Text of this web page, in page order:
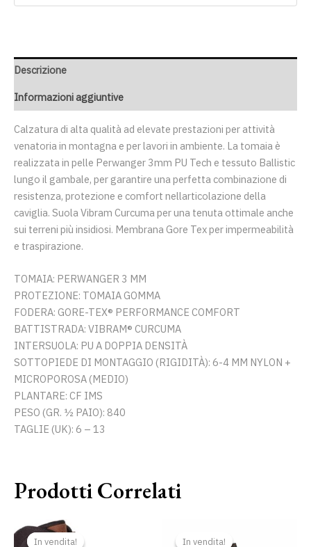
Descrizione
Informazioni aggiuntive
Calzatura di alta qualità ad elevate prestazioni per attività
venatoria in montagna e per lavori in ambiente. La tomaia è
realizzata in pelle Perwanger 3mm PU Tech e tessuto Ballistic
lungo il gambale, per garantire una perfetta combinazione di
resistenza, protezione e comfort nellarticolazione della
caviglia. Suola Vibram Curcuma per una tenuta ottimale anche
sui terreni più insidiosi. Membrana Gore Tex per impermeabilità
e traspirazione.
TOMAIA: PERWANGER 3 MM
PROTEZIONE: TOMAIA GOMMA
FODERA: GORE-TEX® PERFORMANCE COMFORT
BATTISTRADA: VIBRAM® CURCUMA
INTERSUOLA: PU A DOPPIA DENSITÀ
SOTTOPIEDE DI MONTAGGIO (RIGIDITÀ): 6-4 MM NYLON +
MICROPOROSA (MEDIO)
PLANTARE: CF IMS
PESO (GR. ½ PAIO): 840
TAGLIE (UK): 6 – 13
Prodotti Correlati
In vendita!
In vendita! In vendita!
In vendita!